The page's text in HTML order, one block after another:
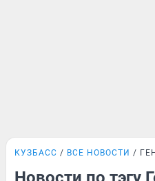
КУЗБАСС ВСЕ НОВОСТИ